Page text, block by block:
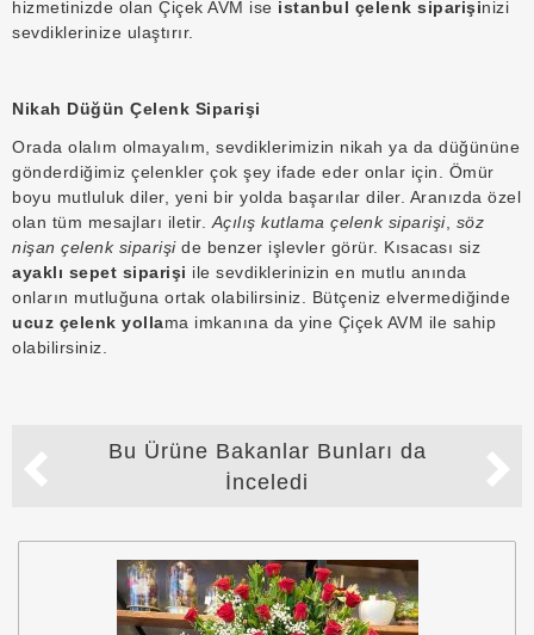
hizmetinizde olan Çiçek AVM ise istanbul çelenk siparişinizi
sevdiklerinize ulaştırır.
Nikah Düğün Çelenk Siparişi
Orada olalım olmayalım, sevdiklerimizin nikah ya da düğününe
gönderdiğimiz çelenkler çok şey ifade eder onlar için. Ömür
boyu mutluluk diler, yeni bir yolda başarılar diler. Aranızda özel
olan tüm mesajları iletir. Açılış kutlama çelenk siparişi, söz
nişan çelenk siparişide benzer işlevler görür. Kısacası siz
ayaklı sepet siparişi ile sevdiklerinizin en mutlu anında
onların mutluğuna ortak olabilirsiniz. Bütçeniz elvermediğinde
ucuz çelenk yollama imkanına da yine Çiçek AVM ile sahip
olabilirsiniz.
Bu Ürüne Bakanlar Bunları da
İnceledi